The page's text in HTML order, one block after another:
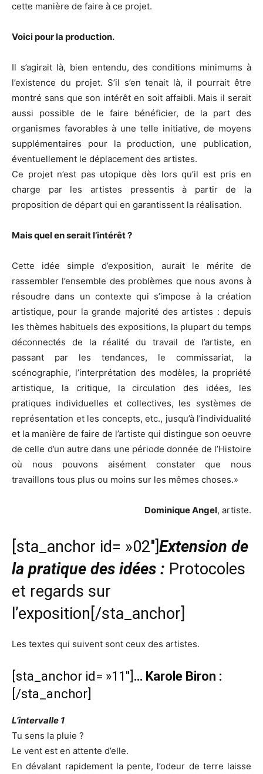
cette manière de faire à ce projet.
Voici pour la production.
Il s’agirait là, bien entendu, des conditions minimums à
l’existence du projet. S’il s’en tenait là, il pourrait être
montré sans que son intérêt en soit affaibli. Mais il serait
aussi possible de le faire bénéficier, de la part des
organismes favorables à une telle initiative, de moyens
supplémentaires pour la production, une publication,
éventuellement le déplacement des artistes.
Ce projet n’est pas utopique dès lors qu’il est pris en
charge par les artistes pressentis à partir de la
proposition de départ qui en garantissent la réalisation.
Mais quel en serait l’intérêt ?
Cette idée simple d’exposition, aurait le mérite de
rassembler l’ensemble des problèmes que nous avons à
résoudre dans un contexte qui s’impose à la création
artistique, pour la grande majorité des artistes : depuis
les thèmes habituels des expositions, la plupart du temps
déconnectés de la réalité du travail de l’artiste, en
passant par les tendances, le commissariat, la
scénographie, l’interprétation des modèles, la propriété
artistique, la critique, la circulation des idées, les
pratiques individuelles et collectives, les systèmes de
représentation et les concepts, etc., jusqu’à l’individualité
et la manière de faire de l’artiste qui distingue son oeuvre
de celle d’un autre dans une période donnée de l’Histoire
où nous pouvons aisément constater que nous
travaillons tous plus ou moins sur les mêmes choses.»
Dominique Angel, artiste.
[sta_anchor id= »02″] Extension de
la pratique des idées : Protocoles
et regards sur
l’exposition[/sta_anchor]
Les textes qui suivent sont ceux des artistes.
[sta_anchor id= »11″] … Karole Biron :
[/sta_anchor]
L’intervalle 1
Tu sens la pluie ?
Le vent est en attente d’elle.
En dévalant rapidement la pente, l’odeur de terre laisse